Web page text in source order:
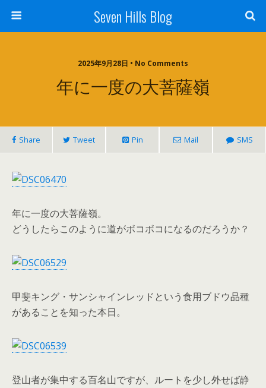
Seven Hills Blog
2025年9月28日 • No Comments
年に一度の大菩薩嶺
Share Tweet Pin Mail SMS
年に一度の大菩薩嶺。
どうしたらこのように道がボコボコになるのだろうか？
甲斐キング・サンシャインレッドという食用ブドウ品種
があることを知った本日。
登山者が集中する百名山ですが、ルートを少し外せば静